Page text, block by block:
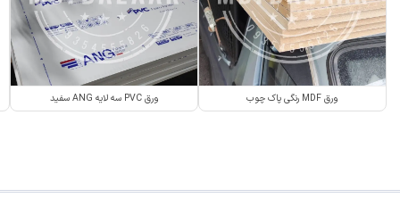
ورق MDF رنگی پاک چوب ورق PVC سه لایه ANG سفید